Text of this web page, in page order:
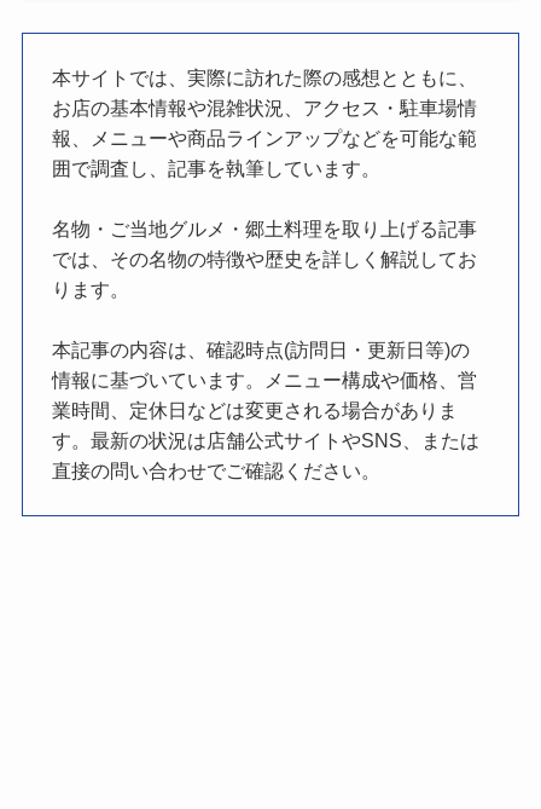
本サイトでは、実際に訪れた際の感想とともに、
お店の基本情報や混雑状況、アクセス・駐車場情
報、メニューや商品ラインアップなどを可能な範
囲で調査し、記事を執筆しています。
名物・ご当地グルメ・郷土料理を取り上げる記事
では、その名物の特徴や歴史を詳しく解説してお
ります。
本記事の内容は、確認時点(訪問日・更新日等)の
情報に基づいています。メニュー構成や価格、営
業時間、定休日などは変更される場合がありま
す。最新の状況は店舗公式サイトやSNS、または
直接の問い合わせでご確認ください。